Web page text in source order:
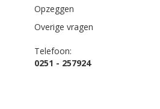
Opzeggen
Overige vragen
Telefoon:
0251 - 257924